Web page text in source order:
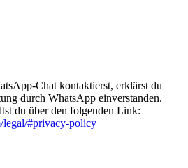
Chat kontaktierst, erklärst du
durch WhatsApp einverstanden.
du über den folgenden Link:
legal/#privacy-policy